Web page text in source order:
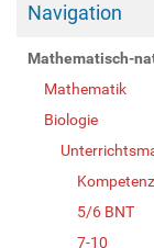
Navigation
Mathematisch-
Mathematik
Biologie
5/6 BNT
7-10